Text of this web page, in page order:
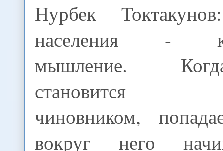
Нурбек
населения -
мышление.
становится
чиновником,
вокруг него